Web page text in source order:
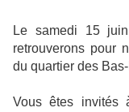
Le samedi 15
retrouverons pour
du quartier des
Vous êtes invités